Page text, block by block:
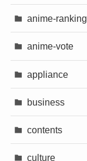
anime-ranking
anime-vote
appliance
business
contents
culture